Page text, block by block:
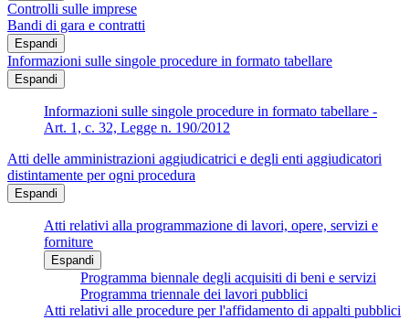
Controlli sulle imprese
Bandi di gara e contratti
Espandi
Informazioni sulle singole procedure in formato tabellare
Espandi
Informazioni sulle singole procedure in formato tabellare -
Art. 1, c. 32, Legge n. 190/2012
Atti delle amministrazioni aggiudicatrici e degli enti aggiudicatori
distintamente per ogni procedura
Espandi
Atti relativi alla programmazione di lavori, opere, servizi e
forniture
Espandi
Programma biennale degli acquisiti di beni e servizi
Programma triennale dei lavori pubblici
Atti relativi alle procedure per l'affidamento di appalti pubblici